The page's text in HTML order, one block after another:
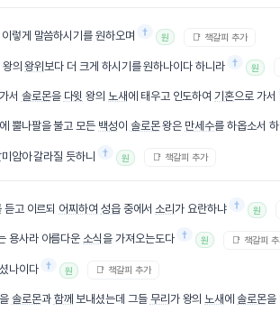
렇게 말씀하시기를 원하오며 † 원 📑 책갈피 추가
왕의왕위보다 더 크게 하시기를 원하나이다 하니라 † 원
서 솔로몬을 다윗 왕의노새 에 태우고 인도하여기혼으로 가서
뿔나팔을 불고 모든 백성이 솔로몬왕은 만세수를 하옵소서
암아 갈라질 듯하니 † 원 📑 책갈피 추가
듣고 이르되 어찌하여 성읍중에서소리가 요란하냐 † 원
용사라 아름다운소식을 가져오는도다 † 원 📑 책갈피
나이다 † 원 📑 책갈피 추가
을 솔로몬과 함께 보내셨는데 그들 무리 가 왕의노새 에솔로몬을